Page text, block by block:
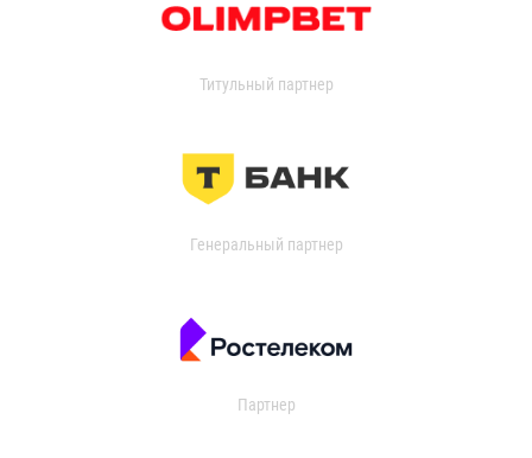
Титульный партнер
Генеральный партнер
Партнер